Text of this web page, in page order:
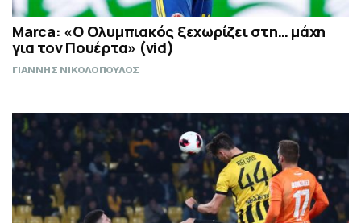
Marca: «Ο Ολυμπιακός ξεχωρίζει στη… μάχη
για τον Πουέρτα» (vid)
ΓΙΑΝΝΗΣ ΝΙΚΟΛΟΠΟΥΛΟΣ